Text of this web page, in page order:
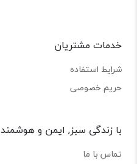
خدمات مشتریان
شرایط استفاده
حریم خصوصی
با زندگی سبز, ایمن و هوشمند
تماس با ما